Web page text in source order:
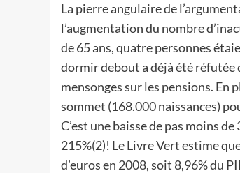
La pierre angulaire de
l’augmentation du nombre
de 65 ans, quatre personnes
dormir debout a déjà été réfutée
mensonges sur les pensions. En
sommet (168.000 naissances)
C’est une baisse de pas moins
215%(2)! Le Livre Vert estime
d’euros en 2008, soit 8,96% du